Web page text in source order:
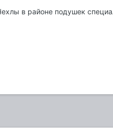
в районе подушек